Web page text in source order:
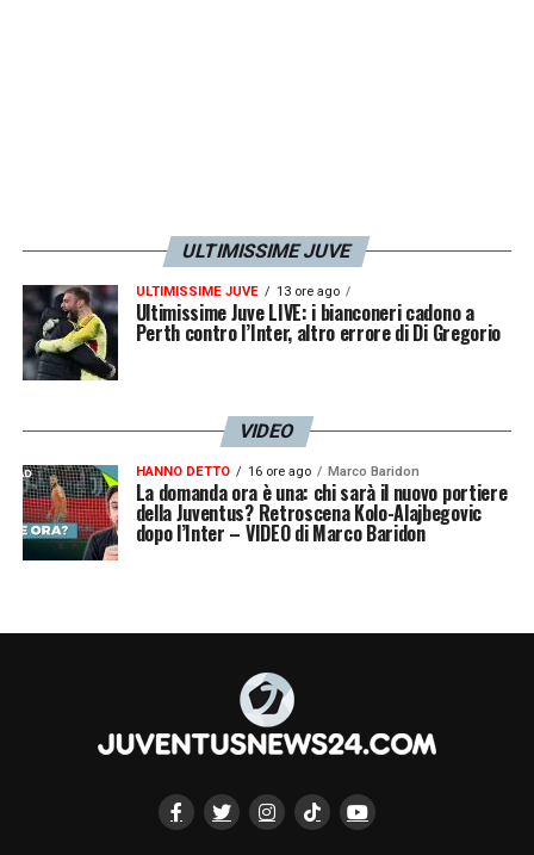
del nostro gioco. Ma con me giocherà
sempre perché qui ha l’opportunità di
dimostrare che quello che gli stanno
facendo non va bene »
LA PLAYLIST DELLE NOSTRE TOP NEWS
ULTIMISSIME JUVE
ULTIMISSIME JUVE 13 ore ago
Ultimissime Juve LIVE: i bianconeri cadono a
Perth contro l’Inter, altro errore di Di Gregorio
VIDEO
HANNO DETTO 16 ore ago Marco Baridon
La domanda ora è una: chi sarà il nuovo portiere
della Juventus? Retroscena Kolo-Alajbegovic
dopo l’Inter – VIDEO di Marco Baridon